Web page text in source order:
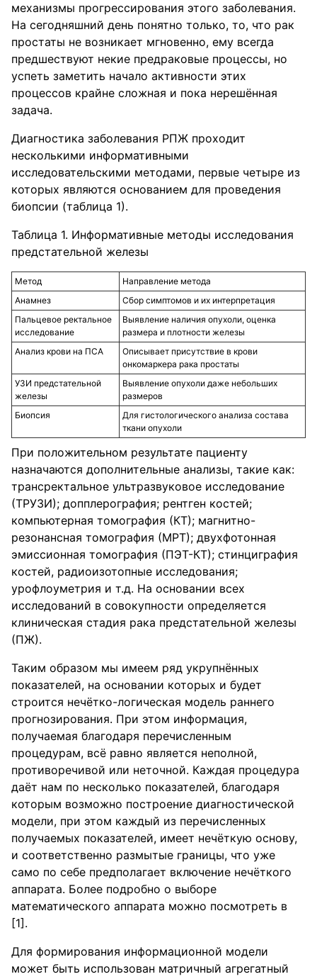
механизмы прогрессирования этого заболевания.
На сегодняшний день понятно только, то, что рак
простаты не возникает мгновенно, ему всегда
предшествуют некие предраковые процессы, но
успеть заметить начало активности этих
процессов крайне сложная и пока нерешённая
задача.
Диагностика заболевания РПЖ проходит
несколькими информативными
исследовательскими методами, первые четыре из
которых являются основанием для проведения
биопсии (таблица 1).
Таблица 1. Информативные методы исследования
предстательной железы
Метод
Направление метода
Анамнез
Сбор симптомов и их интерпретация
Пальцевое ректальное
исследование
Выявление наличия опухоли, оценка
размера и плотности железы
Анализ крови на ПСА
Описывает присутствие в крови
онкомаркера рака простаты
УЗИ предстательной
железы
Выявление опухоли даже небольших
размеров
Биопсия
Для гистологического анализа состава
ткани опухоли
При положительном результате пациенту
назначаются дополнительные анализы, такие как:
трансректальное ультразвуковое исследование
(ТРУЗИ); допплерография; рентген костей;
компьютерная томография (КТ); магнитно-
резонансная томография (МРТ); двухфотонная
эмиссионная томография (ПЭТ-КТ); стинциграфия
костей, радиоизотопные исследования;
урофлоуметрия и т.д. На основании всех
исследований в совокупности определяется
клиническая стадия рака предстательной железы
(ПЖ).
Таким образом мы имеем ряд укрупнённых
показателей, на основании которых и будет
строится нечётко-логическая модель раннего
прогнозирования. При этом информация,
получаемая благодаря перечисленным
процедурам, всё равно является неполной,
противоречивой или неточной. Каждая процедура
даёт нам по несколько показателей, благодаря
которым возможно построение диагностической
модели, при этом каждый из перечисленных
получаемых показателей, имеет нечёткую основу,
и соответственно размытые границы, что уже
само по себе предполагает включение нечёткого
аппарата. Более подробно о выборе
математического аппарата можно посмотреть в
[1].
Для формирования информационной модели
может быть использован матричный агрегатный